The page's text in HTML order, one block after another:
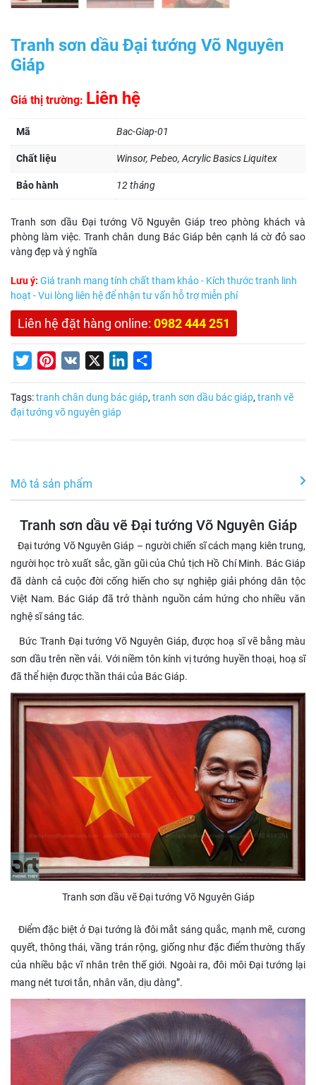
Tranh sơn dầu Đại tướng Võ Nguyên
Giáp
Giá thị trường: Liên hệ
Mã Bac-Giap-01
Chất liệu Winsor, Pebeo, Acrylic Basics Liquitex
Bảo hành 12 tháng
Tranh sơn dầu Đại tướng Võ Nguyên Giáp treo phòng khách và
phòng làm việc. Tranh chân dung Bác Giáp bên cạnh lá cờ đỏ sao
vàng đẹp và ý nghĩa
Lưu ý: Giá tranh mang tính chất tham khảo - Kích thước tranh linh
hoạt - Vui lòng liên hệ để nhận tư vấn hỗ trợ miễn phí
Liên hệ đặt hàng online: 0982 444 251
TwitterPinterest
VK LinkedIn
Tags:tranh chân dung bác giáp, tranh sơn dầu bác giáp, tranh vẽ
đại tướng võ nguyên giáp
Mô tả sản phẩm
Tranh sơn dầu vẽ Đại tướng Võ Nguyên Giáp
Đại tướng Võ Nguyên Giáp – người chiến sĩ cách mạng kiên trung,
người học trò xuất sắc, gần gũi của Chủ tịch Hồ Chí Minh. Bác Giáp
đã dành cả cuộc đời cống hiến cho sự nghiệp giải phóng dân tộc
Việt Nam. Bác Giáp đã trở thành nguồn cảm hứng cho nhiều văn
nghệ sĩ sáng tác.
Bức Tranh Đại tướng Võ Nguyên Giáp, được hoạ sĩ vẽ bằng màu
sơn dầu trên nền vải. Với niềm tôn kính vị tướng huyền thoại, hoạ sĩ
đã thể hiện được thần thái của Bác Giáp.
Tranh sơn dầu vẽ Đại tướng Võ Nguyên Giáp
Điểm đặc biệt ở Đại tướng là đôi mắt sáng quắc, mạnh mẽ, cương
quyết, thông thái, vầng trán rộng, giống như đặc điểm thường thấy
của nhiều bậc vĩ nhân trên thế giới. Ngoài ra, đôi môi Đại tướng lại
mang nét tươi tắn, nhân văn, dịu dàng”.